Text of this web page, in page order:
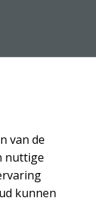
resultaten.
vrienden of
van de
nuttige
kunnen